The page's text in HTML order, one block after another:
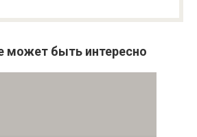
может быть интересно